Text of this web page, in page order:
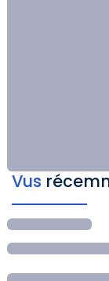
Vus